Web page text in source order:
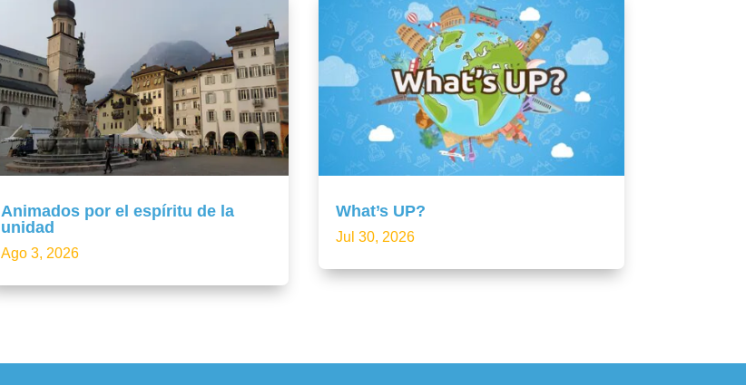
Animados por el espíritu de la
unidad
Ago 3, 2026
What’s UP?
Jul 30, 2026